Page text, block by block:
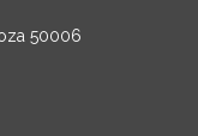
50006